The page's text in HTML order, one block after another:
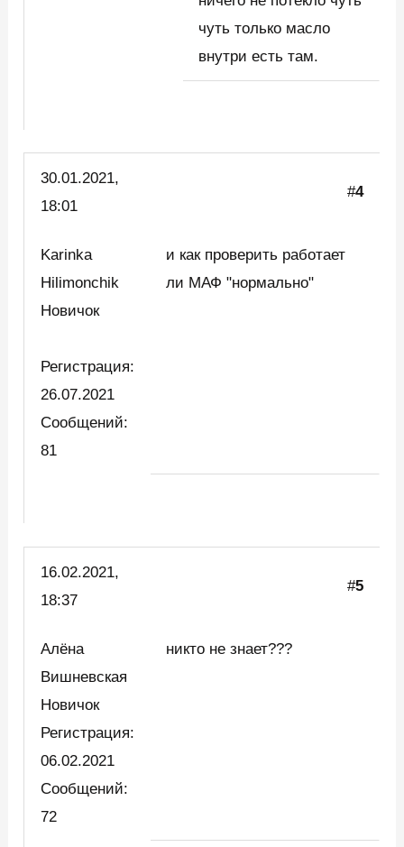
чуть только масло
внутри есть там.
30.01.2021,
18:01
#4
Karinka
Hilimonchik
Новичок
Регистрация:
26.07.2021
Сообщений:
81
и как проверить работает
ли МАФ "нормально"
16.02.2021,
18:37
#5
Алёна
Вишневская
Новичок
Регистрация:
06.02.2021
Сообщений:
72
никто не знает???